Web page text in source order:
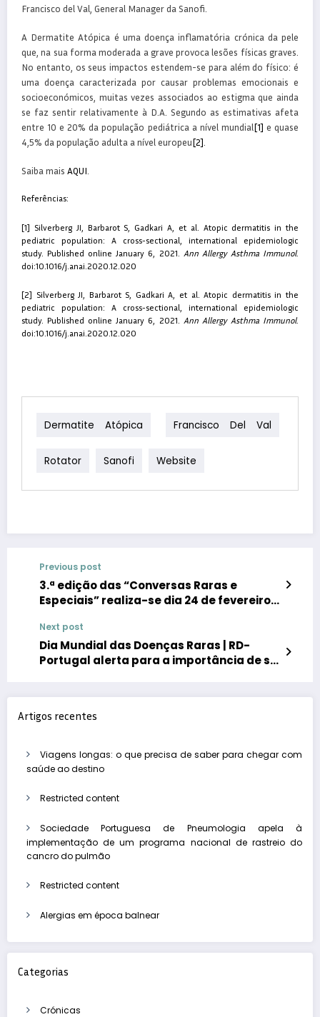
Francisco del Val, General Manager da Sanofi.
A Dermatite Atópica é uma doença inflamatória crónica da pele
que, na sua forma moderada a grave provoca lesões físicas graves.
No entanto, os seus impactos estendem-se para além do físico: é
uma doença caracterizada por causar problemas emocionais e
socioeconómicos, muitas vezes associados ao estigma que ainda
se faz sentir relativamente à D.A. Segundo as estimativas afeta
entre 10 e 20% da população pediátrica a nível mundial[1] e quase
4,5% da população adulta a nível europeu[2]
Saiba mais AQUI
Referências:
[1] Silverberg JI, Barbarot S, Gadkari A, et al.
Atopic dermatitis in the
pediatric population: A cross-sectional, international epidemiologic
study. Published online January 6, 2021. Ann Allergy Asthma Immunol.
doi:10.1016/j.anai.2020.12.020
[2] Silverberg JI, Barbarot S, Gadkari A, et al. Atopic dermatitis in the
pediatric population: A cross-sectional, international epidemiologic
study. Published online January 6, 2021. Ann Allergy Asthma Immunol.
doi:10.1016/j.anai.2020.12.020
Dermatite Atópica Francisco Del Val
Rotator Sanofi Website
Previous post
3.ª edição das “Conversas Raras e
Especiais” realiza-se dia 24 de fevereiro
Manter a Esperança para o Futuro”
Next post
Dia Mundial das Doenças Raras | RD-
Portugal alerta para a importância de se
Artigos recentes
Viagens longas: o que precisa de saber para chegar com
saúde ao destino
Restricted content
Sociedade Portuguesa de Pneumologia apela à
implementação de um programa nacional de rastreio do
cancro do pulmão
Restricted content
Alergias em época balnear
Categorias
Crónicas